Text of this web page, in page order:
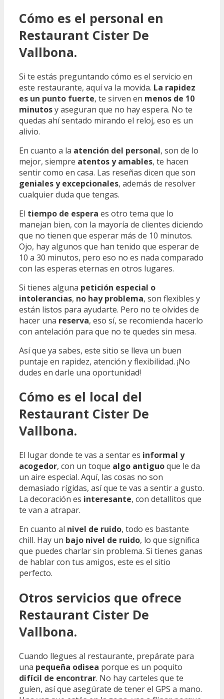
Cómo es el personal en
Restaurant Cister De
Vallbona.
Si te estás preguntando cómo es el servicio en
este restaurante, aquí va la movida. La rapidez
es un punto fuerte, te sirven en menos de 10
minutosy aseguran que no hay espera. No te
quedas ahí sentado mirando el reloj, eso es un
alivio.
En cuanto a la atención del personal, son de lo
mejor, siempre atentos y amables, te hacen
sentir como en casa. Las reseñas dicen que son
geniales y excepcionales, además de resolver
cualquier duda que tengas.
El tiempo de espera es otro tema que lo
manejan bien, con la mayoría de clientes diciendo
que no tienen que esperar más de 10 minutos.
Ojo, hay algunos que han tenido que esperar de
10 a 30 minutos, pero eso no es nada comparado
con las esperas eternas en otros lugares.
Si tienes alguna petición especial o
intolerancias, no hay problema, son flexibles y
están listos para ayudarte. Pero no te olvides de
hacer una reserva, eso sí, se recomienda hacerlo
con antelación para que no te quedes sin mesa.
Así que ya sabes, este sitio se lleva un buen
puntaje en rapidez, atención y flexibilidad. ¡No
dudes en darle una oportunidad!
Cómo es el local del
Restaurant Cister De
Vallbona.
El lugar donde te vas a sentar es informal y
acogedor, con un toque algo antiguoque le da
un aire especial. Aquí, las cosas no son
demasiado rígidas, así que te vas a sentir a gusto.
La decoración es interesante, con detallitos que
te van a atrapar.
En cuanto al nivel de ruido, todo es bastante
chill. Hay un bajo nivel de ruido, lo que significa
que puedes charlar sin problema. Si tienes ganas
de hablar con tus amigos, este es el sitio
perfecto.
Otros servicios que ofrece
Restaurant Cister De
Vallbona.
Cuando llegues al restaurante, prepárate para
una pequeña odisea porque es un poquito
difícil de encontrar. No hay carteles que te
guíen, así que asegúrate de tener el GPS a mano.